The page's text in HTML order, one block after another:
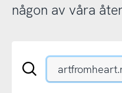
någon av våra
Sök